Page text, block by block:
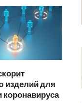
изделий для
коронавируса